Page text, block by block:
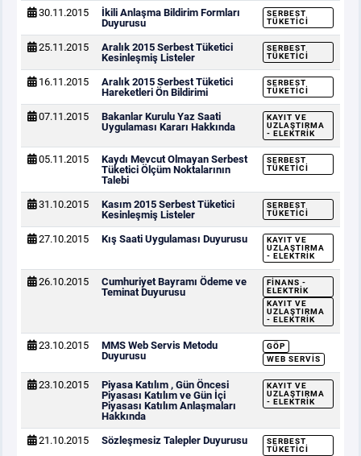
30.11.2015
İkili Anlaşma Bildirim Formları
Duyurusu
SERBEST
TÜKETICI
25.11.2015
Aralık 2015 Serbest Tüketici
Kesinleşmiş Listeler
SERBEST
TÜKETICI
16.11.2015
Aralık 2015 Serbest Tüketici
Hareketleri Ön Bildirimi
SERBEST
TÜKETICI
07.11.2015
Bakanlar Kurulu Yaz Saati
Uygulaması Kararı Hakkında
KAYIT VE
UZLAŞTIRMA
- ELEKTRIK
05.11.2015
Kaydı Mevcut Olmayan Serbest
Tüketici Ölçüm Noktalarının
Talebi
SERBEST
TÜKETICI
31.10.2015
Kasım 2015 Serbest Tüketici
Kesinleşmiş Listeler
SERBEST
TÜKETICI
27.10.2015 Kış Saati Uygulaması Duyurusu
KAYIT VE
UZLAŞTIRMA
- ELEKTRIK
26.10.2015
Cumhuriyet Bayramı Ödeme ve
Teminat Duyurusu
FINANS -
ELEKTRIK
KAYIT VE
UZLAŞTIRMA
- ELEKTRIK
23.10.2015
MMS Web Servis Metodu
Duyurusu
GÖP
WEB SERVIS
23.10.2015
Piyasa Katılım , Gün Öncesi
Piyasası Katılım ve Gün İçi
Piyasası Katılım Anlaşmaları
Hakkında
KAYIT VE
UZLAŞTIRMA
- ELEKTRIK
21.10.2015 Sözleşmesiz Talepler Duyurusu
SERBEST
TÜKETICI